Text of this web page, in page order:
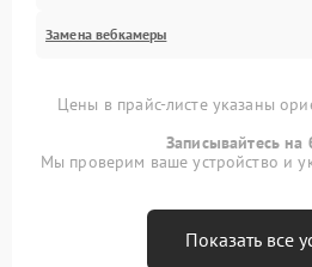
Замена вебкамеры
Цены в прайс-листе указаны
Записывайтесь на
Мы проверим ваше устройство и
Показать все